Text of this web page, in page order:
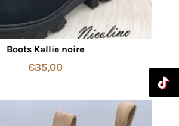
Boots Kallie noire
€35,00